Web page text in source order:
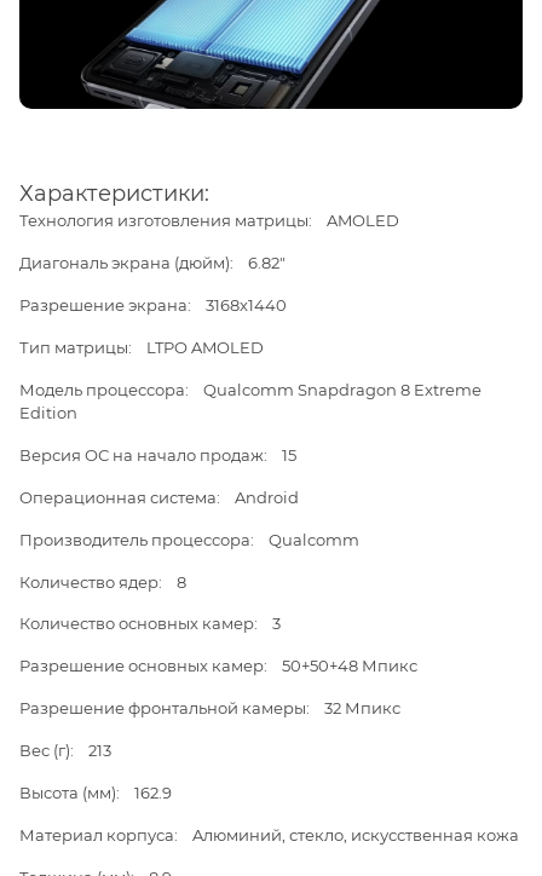
Характеристики:
Технология изготовления матрицы: AMOLED
Диагональ экрана (дюйм): 6.82"
Разрешение экрана: 3168x1440
Тип матрицы: LTPO AMOLED
Модель процессора: Qualcomm Snapdragon 8 Extreme
Edition
Версия ОС на начало продаж: 15
Операционная система: Android
Производитель процессора: Qualcomm
Количество ядер: 8
Количество основных камер: 3
Разрешение основных камер: 50+50+48 Мпикс
Разрешение фронтальной камеры: 32 Мпикс
Вес (г): 213
Высота (мм): 162.9
Материал корпуса: Aлюминий, стекло, искусственная кожа